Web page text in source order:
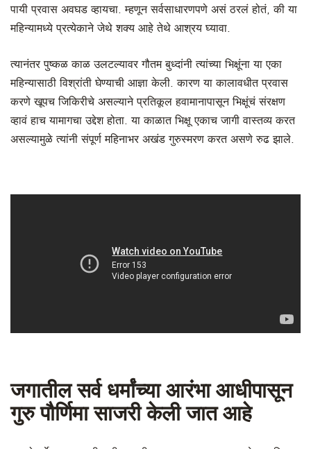
पायी प्रवास अवघड व्हायचा. म्हणून सर्वसाधारणपणे असं ठरलं होतं, की या
महिन्यामध्ये प्रत्येकाने जेथे शक्य आहे तेथे आश्रय घ्यावा.
त्यानंतर पुष्कळ काळ उलटल्यावर गौतम बुध्दांनी त्यांच्या भिक्षूंना या एका
महिन्यासाठी विश्रांती घेण्याची आज्ञा केली. कारण या कालावधीत प्रवास
करणे खूपच जिकिरीचे असल्याने प्रतिकूल हवामानापासून भिक्षूंचं संरक्षण
व्हावं हाच यामागचा उद्देश होता. या काळात भिक्षू एकाच जागी वास्तव्य करत
असल्यामुळे त्यांनी संपूर्ण महिनाभर अखंड गुरुस्मरण करत असणे रुढ झाले.
जगातील सर्व धर्मांच्या आरंभा आधीपासून
गुरु पौर्णिमा साजरी केली जात आहे